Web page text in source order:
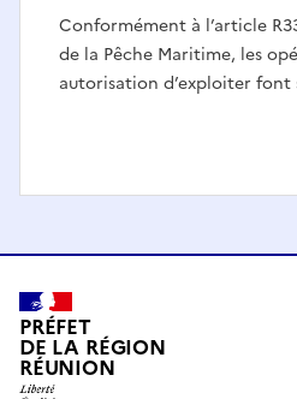
Conformément à l’article
de la Pêche Maritime, les
autorisation d’exploiter
PRÉFET
DE LA RÉGION
RÉUNION